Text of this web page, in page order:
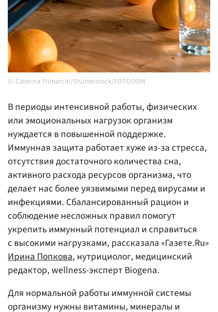
Caterina Trimarchi/Shutterstock/FOTODOM
В периоды интенсивной работы, физических
или эмоциональных нагрузок организм
нуждается в повышенной поддержке.
Иммунная защита работает хуже из-за стресса,
отсутствия достаточного количества сна,
активного расхода ресурсов организма, что
делает нас более уязвимыми перед вирусами и
инфекциями. Сбалансированный рацион и
соблюдение несложных правил помогут
укрепить иммунный потенциал и справиться
с высокими нагрузками, рассказала «Газете.Ru»
Ирина Попкова, нутрициолог, медицинский
редактор, wellness-эксперт Biogena.
Для нормальной работы иммунной системы
организму нужны витамины, минералы и